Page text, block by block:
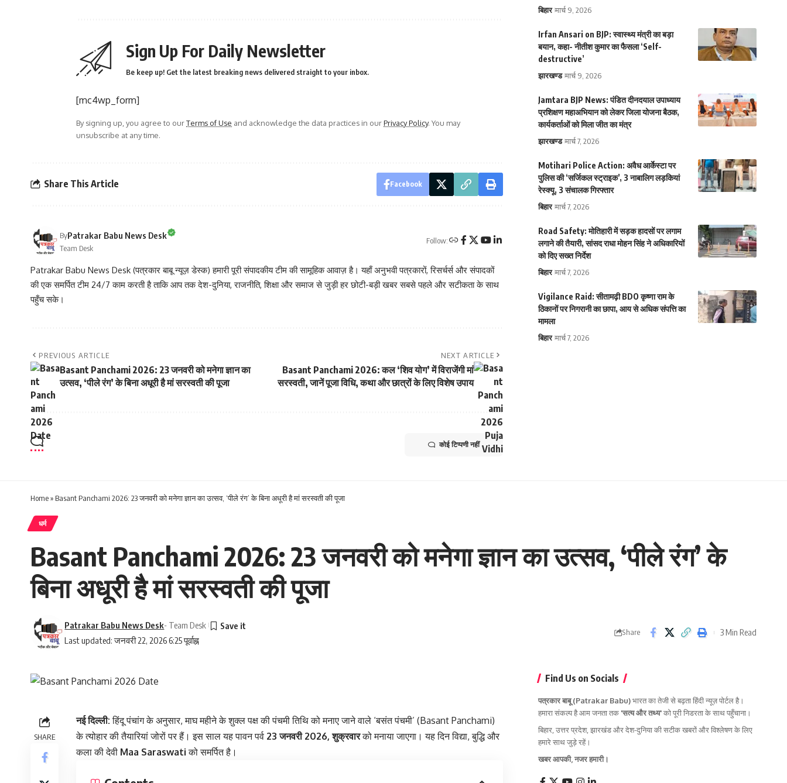
Sign Up For Daily Newsletter
Be keep up! Get the latest breaking news delivered straight to your inbox.
[mc4wp_form]
By signing up, you agree to ourTerms of Use and acknowledge the data practices in ourPrivacy Policy. You may
unsubscribe at any time.
Share This Article Facebook
ByPatrakar Babu News Desk
Team Desk
Follow:
Patrakar Babu News Desk (पत्रकार बाबू न्यूज़ डेस्क) हमारी पूरी संपादकीय टीम की सामूहिक आवाज़ है। यहाँ अनुभवी पत्रकारों, रिसर्चर्स और संपादकों
की एक समर्पित टीम 24/7 काम करती है ताकि आप तक देश-दुनिया, राजनीति, शिक्षा और समाज से जुड़ी हर छोटी-बड़ी खबर सबसे पहले और सटीकता के साथ
पहुँच सके।
PREVIOUS ARTICLE
Basant Panchami 2026: 23 जनवरी को मनेगा ज्ञान का
उत्सव, ‘पीले रंग’ के बिना अधूरी है मां सरस्वती की पूजा
NEXT ARTICLE
Basant Panchami 2026: कल ‘शिव योग’ में विराजेंगी मां
सरस्वती, जानें पूजा विधि, कथा और छात्रों के लिए विशेष उपाय
कोई टिप्पणी नहीं
बिहार मार्च 9, 2026
Irfan Ansari on BJP: स्वास्थ्य मंत्री का बड़ा
बयान, कहा- नीतीश कुमार का फैसला ‘Self-
destructive’
झारखण्ड मार्च 9, 2026
Jamtara BJP News: पंडित दीनदयाल उपाध्याय
प्रशिक्षण महाअभियान को लेकर जिला योजना बैठक,
कार्यकर्ताओं को मिला जीत का मंत्र
झारखण्ड मार्च 7, 2026
Motihari Police Action: अवैध आर्केस्टा पर
पुलिस की ‘सर्जिकल स्ट्राइक’, 3 नाबालिग लड़कियां
रेस्क्यू, 3 संचालक गिरफ्तार
बिहार मार्च 7, 2026
Road Safety: मोतिहारी में सड़क हादसों पर लगाम
लगाने की तैयारी, सांसद राधा मोहन सिंह ने अधिकारियों
को दिए सख्त निर्देश
बिहार मार्च 7, 2026
Vigilance Raid: सीतामढ़ी BDO कृष्णा राम के
ठिकानों पर निगरानी का छापा, आय से अधिक संपत्ति का
मामला
बिहार मार्च 7, 2026
Home» Basant Panchami 2026: 23 जनवरी को मनेगा ज्ञान का उत्सव, ‘पीले रंग’ के बिना अधूरी है मां सरस्वती की पूजा
धर्म
Basant Panchami 2026: 23 जनवरी को मनेगा ज्ञान का उत्सव, ‘पीले रंग’ के
बिना अधूरी है मां सरस्वती की पूजा
Last updated: जनवरी 22, 2026 6:25 पूर्वाह्न
Patrakar Babu News Desk- Team Desk
Share 3 Min Read
SHARE
नई दिल्ली: हिंदू पंचांग के अनुसार, माघ महीने के शुक्ल पक्ष की पंचमी तिथि को मनाए जाने वाले ‘बसंत पंचमी’ (Basant Panchami)
के त्योहार की तैयारियां जोरों पर हैं। इस साल यह पावन पर्व 23 जनवरी 2026, शुक्रवारको मनाया जाएगा। यह दिन विद्या, बुद्धि और
कला की देवी Maa Saraswati को समर्पित है।
Find Us on Socials
पत्रकार बाबू (Patrakar Babu)भारत का तेजी से बढ़ता हिंदी न्यूज़ पोर्टल है।
हमारा संकल्प है आम जनता तक 'सत्य और तथ्य'को पूरी निडरता के साथ पहुँचाना।
बिहार, उत्तर प्रदेश, झारखंड और देश-दुनिया की सटीक खबरों और विश्लेषण के लिए
हमारे साथ जुड़े रहें।
खबर आपकी, नजर हमारी।